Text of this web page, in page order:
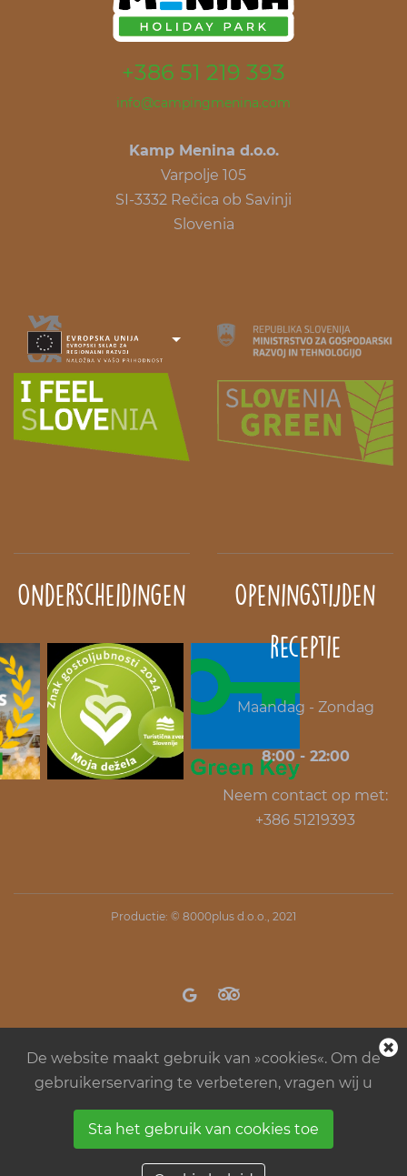
+386 51 219 393
info@campingmenina.com
Kamp Menina d.o.o.
Varpolje 105
SI-3332 Rečica ob Savinji
Slovenia
Onderscheidingen
Openingstijden
receptie
Maandag - Zondag
8:00 - 22:00
Neem contact op met:
+386 51219393
Productie: © 8000plus d.o.o., 2021
Regels in kamp Menina
Algemene
De website maakt gebruik van »cookies«. Om de
gebruikerservaring te verbeteren, vragen wij u
Sta het gebruik van cookies toe